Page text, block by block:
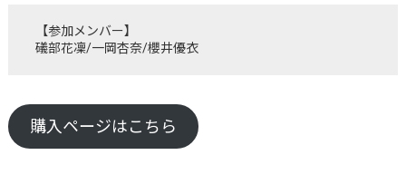
【参加メンバー】
礒部花凜/一岡杏奈/櫻井優衣
購入ページはこちら